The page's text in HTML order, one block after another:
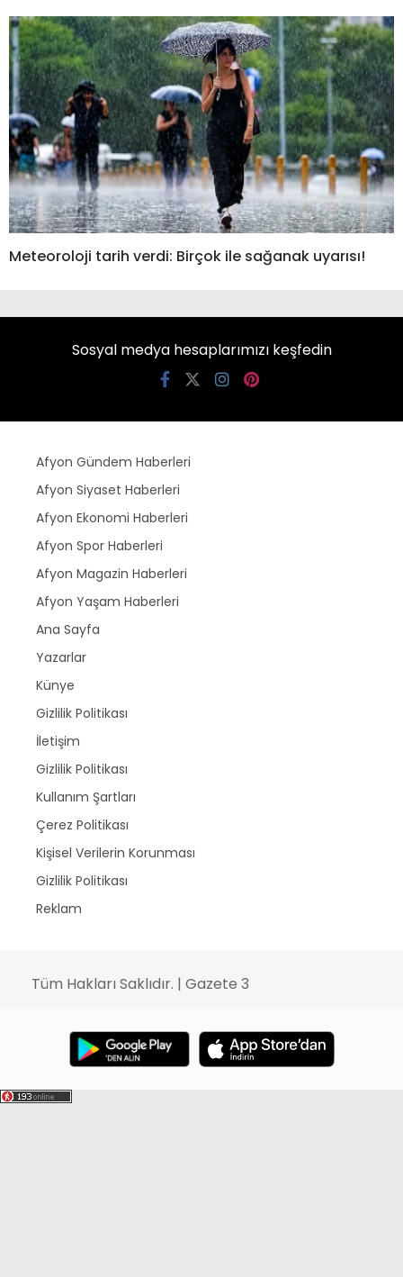
Meteoroloji tarih verdi: Birçok ile sağanak uyarısı!
Sosyal medya hesaplarımızı keşfedin
Afyon Gündem Haberleri
Afyon Siyaset Haberleri
Afyon Ekonomi Haberleri
Afyon Spor Haberleri
Afyon Magazin Haberleri
Afyon Yaşam Haberleri
Ana Sayfa
Yazarlar
Künye
Gizlilik Politikası
İletişim
Gizlilik Politikası
Kullanım Şartları
Çerez Politikası
Kişisel Verilerin Korunması
Gizlilik Politikası
Reklam
Tüm Hakları Saklıdır. | Gazete 3